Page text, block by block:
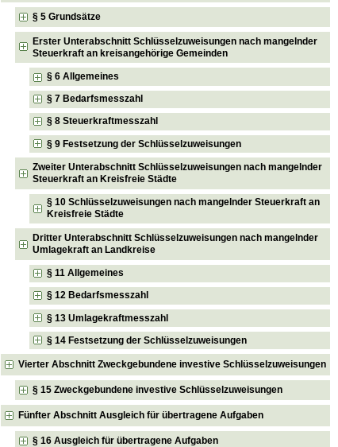
§ 5 Grundsätze
Erster Unterabschnitt Schlüsselzuweisungen nach mangelnder
Steuerkraft an kreisangehörige Gemeinden
§ 6 Allgemeines
§ 7 Bedarfsmesszahl
§ 8 Steuerkraftmesszahl
§ 9 Festsetzung der Schlüsselzuweisungen
Zweiter Unterabschnitt Schlüsselzuweisungen nach mangelnder
Steuerkraft an Kreisfreie Städte
§ 10 Schlüsselzuweisungen nach mangelnder Steuerkraft an
Kreisfreie Städte
Dritter Unterabschnitt Schlüsselzuweisungen nach mangelnder
Umlagekraft an Landkreise
§ 11 Allgemeines
§ 12 Bedarfsmesszahl
§ 13 Umlagekraftmesszahl
§ 14 Festsetzung der Schlüsselzuweisungen
Vierter Abschnitt Zweckgebundene investive Schlüsselzuweisungen
§ 15 Zweckgebundene investive Schlüsselzuweisungen
Fünfter Abschnitt Ausgleich für übertragene Aufgaben
§ 16 Ausgleich für übertragene Aufgaben